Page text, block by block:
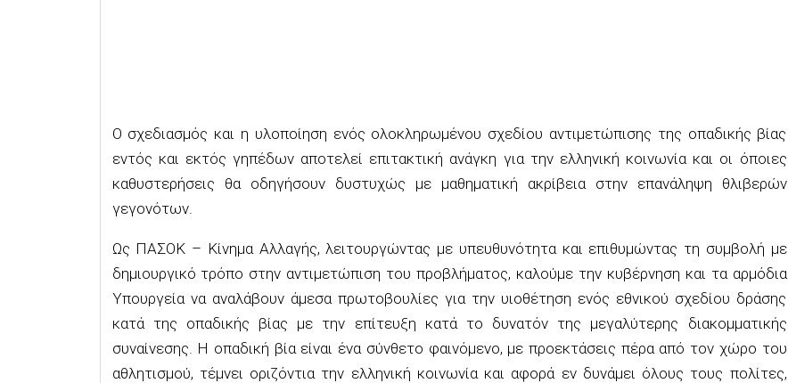
Ο σχεδιασμός και η υλοποίηση ενός ολοκληρωμένου σχεδίου αντιμετώπισης της οπαδικής βίας
εντός και εκτός γηπέδων αποτελεί επιτακτική ανάγκη για την ελληνική κοινωνία και οι όποιες
καθυστερήσεις θα οδηγήσουν δυστυχώς με μαθηματική ακρίβεια στην επανάληψη θλιβερών
γεγονότων.
Ως ΠΑΣΟΚ – Κίνημα Αλλαγής, λειτουργώντας με υπευθυνότητα και επιθυμώντας τη συμβολή με
δημιουργικό τρόπο στην αντιμετώπιση του προβλήματος, καλούμε την κυβέρνηση και τα αρμόδια
Υπουργεία να αναλάβουν άμεσα πρωτοβουλίες για την υιοθέτηση ενός εθνικού σχεδίου δράσης
κατά της οπαδικής βίας με την επίτευξη κατά το δυνατόν της μεγαλύτερης διακομματικής
συναίνεσης. Η οπαδική βία είναι ένα σύνθετο φαινόμενο, με προεκτάσεις πέρα από τον χώρο του
αθλητισμού, τέμνει οριζόντια την ελληνική κοινωνία και αφορά εν δυνάμει όλους τους πολίτες,